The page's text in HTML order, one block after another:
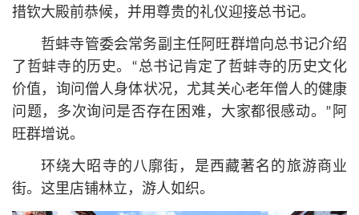
措钦大殿前恭候，并用尊贵的礼仪迎接总书记。
哲蚌寺管委会常务副主任阿旺群增向总书记介绍
了哲蚌寺的历史。“总书记肯定了哲蚌寺的历史文化
价值，询问僧人身体状况，尤其关心老年僧人的健康
问题，多次询问是否存在困难，大家都很感动。”阿
旺群增说。
环绕大昭寺的八廓街，是西藏著名的旅游商业
街。这里店铺林立，游人如织。